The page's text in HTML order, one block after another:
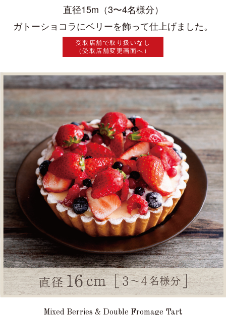
直径15m（3〜4名様分）
ガトーショコラにベリーを飾って仕上げました。
受取店舗で取り扱いなし
（受取店舗変更画面へ）
Mixed Berries & Double Fromage Tart